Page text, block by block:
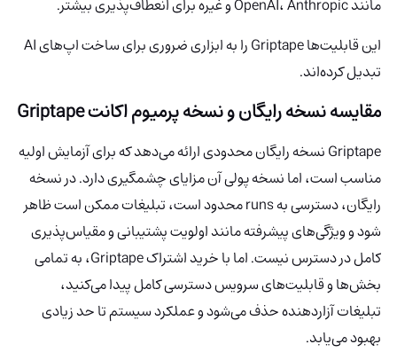
این قابلیت‌ها Griptape را به ابزاری ضروری برای ساخت اپ‌های AI
تبدیل کرده‌اند.
مقایسه نسخه رایگان و نسخه پرمیوم اکانت Griptape
Griptape نسخه رایگان محدودی ارائه می‌دهد که برای آزمایش اولیه
مناسب است، اما نسخه پولی آن مزایای چشمگیری دارد. در نسخه
رایگان، دسترسی به runs محدود است، تبلیغات ممکن است ظاهر
شود و ویژگی‌های پیشرفته مانند اولویت پشتیبانی و مقیاس‌پذیری
کامل در دسترس نیست. اما با خرید اشتراک Griptape، به تمامی
بخش‌ها و قابلیت‌های سرویس دسترسی کامل پیدا می‌کنید،
تبلیغات آزاردهنده حذف می‌شود و عملکرد سیستم تا حد زیادی
بهبود می‌یابد.